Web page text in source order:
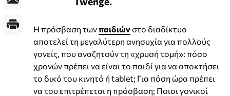
Η πρόσβαση τωνπαιδιώνστο διαδίκτυο
αποτελεί τη μεγαλύτερη ανησυχία για πολλούς
γονείς, που αναζητούν τη «χρυσή τομή»: πόσο
χρονών πρέπει να είναι το παιδί για να αποκτήσει
το δικό του κινητό ή tablet; Για πόση ώρα πρέπει
να του επιτρέπεται η πρόσβαση; Ποιοι γονικοί